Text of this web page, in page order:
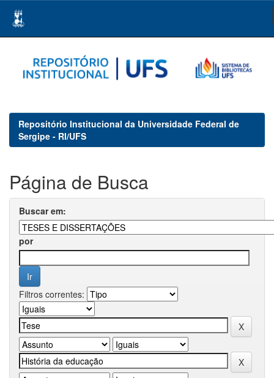
navigation
Repositório Institucional da Universidade Federal de
Sergipe - RI/UFS
Página de Busca
Buscar em:
por
Filtros correntes: